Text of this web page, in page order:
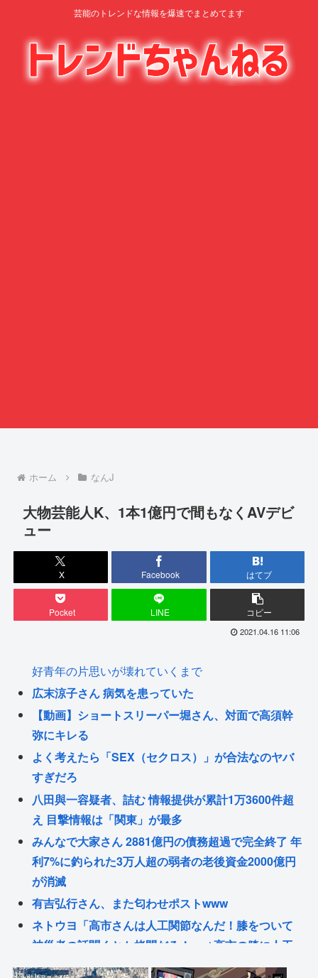
芸能のトレンドな情報を爆速でまとめてます
ホーム なんJ
大物芸能人K、1本1億円で間もなくAVデビ
ュー
X Facebook はてブ
Pocket LINE コピー
2021.04.16 11:06
好青年の片思いが壊れていくまで
広末涼子さん 病気を患っていた
【動画】ショートスリーパー堀さん、対面で高須幹
弥にキレる
よく考えたら「SEX（セクロス）」が合法なのヤバ
すぎだろ
八田與一容疑者、詰む 情報提供が累計1万3600件超
え 目撃情報は「関東」が最多
みんなで大家さん 2881億円の債務超過で完全終了 年
利7%に釣られた3万人超の弱者の老後資金2000億円
が消滅
有吉弘行さん、また匂わせポストwww
ネトウヨ「高市さんは人工関節なんだ！膝をついて
被災者の話聞くとか拷問だろ！」⇒高市の膝に人工
関節の手術痕が見当たらない